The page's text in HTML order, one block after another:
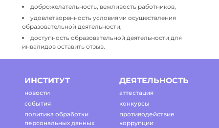
доброжелательность, вежливость работников,
удовлетворенность условиями осуществления
образовательной деятельности,
доступность образовательной деятельности для
инвалидов оставить отзыв.
ИНСТИТУТ
новости
события
политика обработки
персональных данных
ДЕЯТЕЛЬНОСТЬ
аттестация
конкурсы
противодействие
коррупции